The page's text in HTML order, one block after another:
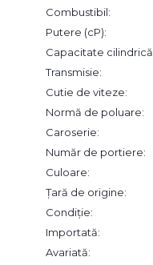
Combustibil:
Putere (cP):
Capacitate
Transmisie:
Cutie de viteze:
Normă de poluare:
Caroserie:
Număr de portiere:
Culoare:
Țară de origine:
Condiție:
Importată:
Avariată: